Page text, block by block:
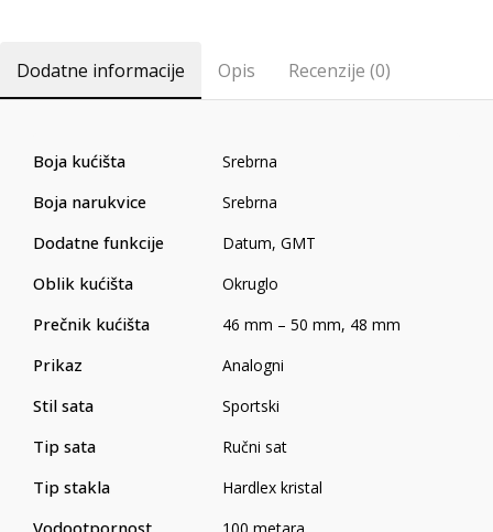
Dodatne informacije Opis Recenzije (0)
Boja kućišta Srebrna
Boja narukvice Srebrna
Dodatne funkcije Datum, GMT
Oblik kućišta Okruglo
Prečnik kućišta 46 mm – 50 mm, 48 mm
Prikaz Analogni
Stil sata Sportski
Tip sata Ručni sat
Tip stakla Hardlex kristal
Vodootpornost 100 metara